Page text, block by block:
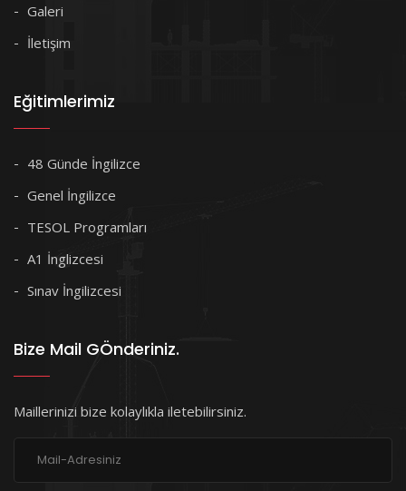
Galeri
İletişim
Eğitimlerimiz
48 Günde İngilizce
Genel İngilizce
TESOL Programları
A1 İnglizcesi
Sınav İngilizcesi
Bize Mail GÖnderiniz.
Maillerinizi bize kolaylıkla iletebilirsiniz.